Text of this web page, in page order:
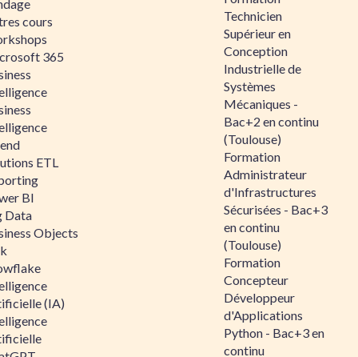
cours
365
ETL
BI
Data
Objects
(IA)
Technicien
Supérieur en
Conception
Industrielle de
Systèmes
Mécaniques -
Bac+2 en continu
(Toulouse)
Formation
Administrateur
d'Infrastructures
Sécurisées - Bac+3
en continu
(Toulouse)
Formation
Concepteur
Développeur
d'Applications
Python - Bac+3 en
continu